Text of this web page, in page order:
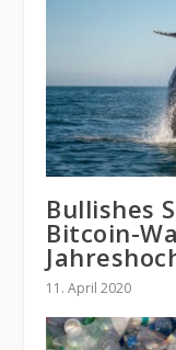
Bullishes
Bitcoin-
11. April 2020